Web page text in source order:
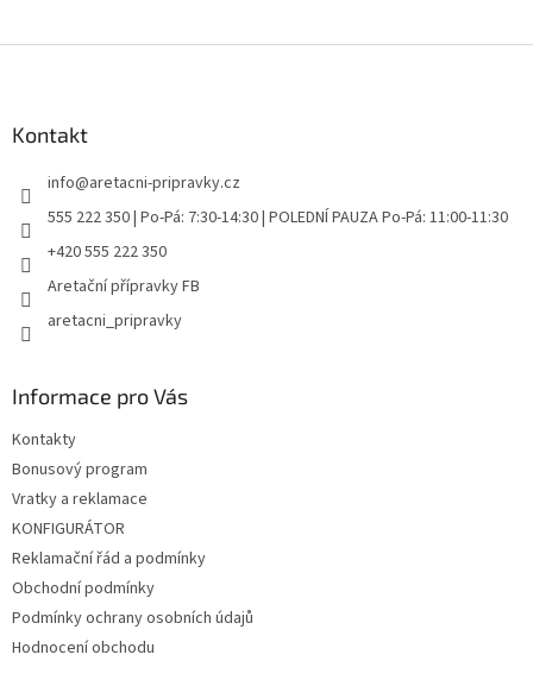
Kontakt
info@aretacni-pripravky.cz
555 222 350 | Po-Pá: 7:30-14:30 | POLEDNÍ PAUZA Po-Pá: 11:00-11:30
+420 555 222 350
Aretační přípravky FB
aretacni_pripravky
Informace pro Vás
Kontakty
Bonusový program
Vratky a reklamace
KONFIGURÁTOR
Reklamační řád a podmínky
Obchodní podmínky
Podmínky ochrany osobních údajů
Hodnocení obchodu